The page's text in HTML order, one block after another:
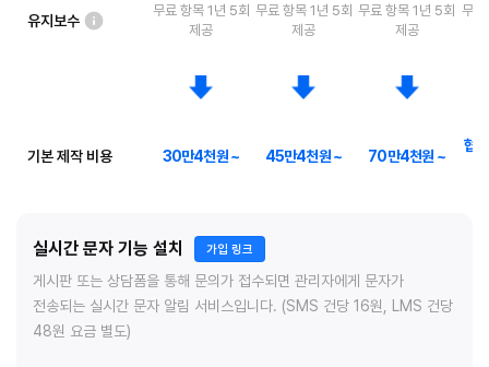
유지보수
무료 항목 1년 5회
제공
무료 항목 1년 5회
제공
무료 항목 1년 5회
제공
무료
기본 제작 비용 30만4천원 ~ 45만4천원 ~ 70만4천원 ~
협
실시간 문자 기능 설치 가입 링크
게시판 또는 상담폼을 통해 문의가 접수되면 관리자에게 문자가
전송되는 실시간 문자 알림 서비스입니다. (SMS 건당 16원, LMS 건당
48원 요금 별도)